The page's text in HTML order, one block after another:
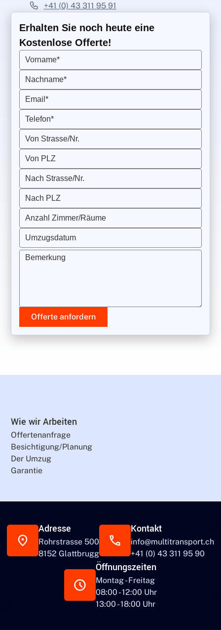
+41 (0) 43 311 95 91
Erhalten Sie noch heute eine
Kostenlose Offerte!
Vorname*
Nachname*
Email*
Telefon*
Von Strasse/Nr.
Von PLZ
Nach Strasse/Nr.
Nach PLZ
Anzahl Zimmer/Räume
Umzugsdatum
Bemerkung
Offerte anfordern
Wie wir Arbeiten
Offertenanfrage
Besichtigung/Planung
Der Umzug
Garantie
Adresse
Rohrstrasse 500
8152 Glattbrugg
Kontakt
info@multitransport.ch
+41 (0) 43 311 95 90
Öffnungszeiten
Montag - Freitag
08:00 - 12:00 Uhr
13:00 - 18:00 Uhr